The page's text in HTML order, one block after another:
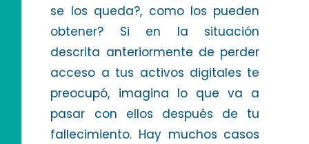
se los queda?, como los pueden
obtener? Si en la situación
descrita anteriormente de perder
acceso a tus activos digitales te
preocupó, imagina lo que va a
pasar con ellos después de tu
fallecimiento. Hay muchos casos